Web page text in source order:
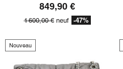
849,90 €
1 600,00 €neuf -47%
Nouveau